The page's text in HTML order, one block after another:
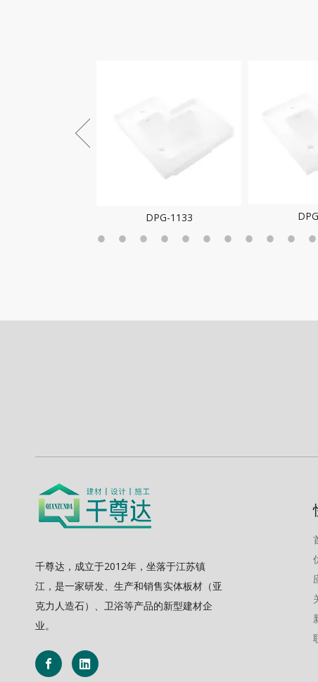
DPG-1133
千尊达，成立于2012年，坐落于江苏镇
江，是一家研发、生产和销售实体板材（亚
克力人造石）、卫浴等产品的新型建材企
业。